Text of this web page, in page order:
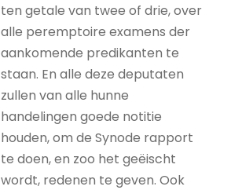
ten getale van twee of drie, over
alle peremptoire examens der
aankomende predikanten te
staan. En alle deze deputaten
zullen van alle hunne
handelingen goede notitie
houden, om de Synode rapport
te doen, en zoo het geëischt
wordt, redenen te geven. Ook